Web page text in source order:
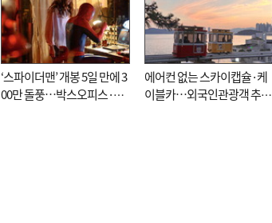
‘스파이더맨’ 개봉 5일 만에 3
00만 돌풍…박스오피스·예
에어컨 없는 스카이캡슐·케
이블카…외국인관광객 추억